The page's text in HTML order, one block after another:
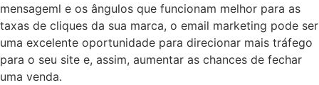
mensageml e os ângulos que funcionam melhor para as
taxas de cliques da sua marca, o email marketing pode ser
uma excelente oportunidade para direcionar mais tráfego
para o seu site e, assim, aumentar as chances de fechar
uma venda.